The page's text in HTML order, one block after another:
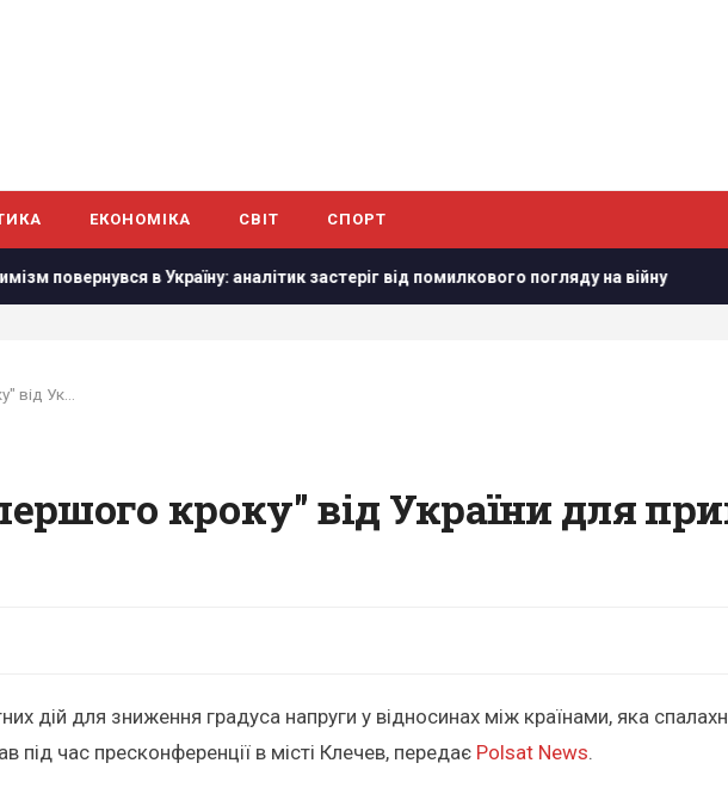
ЕКОНОМІКА СВІТ СПОРТ
в Україну: аналітик застеріг від помилкового погляду на війну Маск не
кроку" від України для
дій для зниження градуса напруги у відносинах між країнами, яка
під час пресконференції в місті Клечев, передає Polsat News.